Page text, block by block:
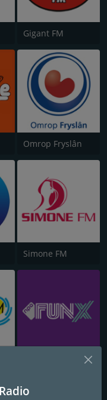
Gigant FM
Omrop Fryslân
Simone FM